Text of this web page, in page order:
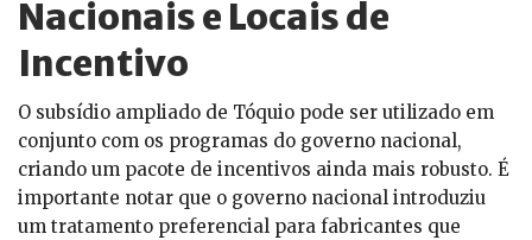
Nacionais e Locais de
Incentivo
O subsídio ampliado de Tóquio pode ser utilizado em
conjunto com os programas do governo nacional,
criando um pacote de incentivos ainda mais robusto. É
importante notar que o governo nacional introduziu
um tratamento preferencial para fabricantes que